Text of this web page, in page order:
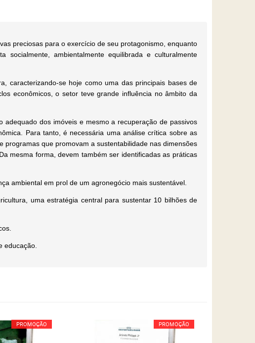
preciosas para o exercício de seu protagonismo, enquanto
ambientalmente equilibrada e culturalmente
caracterizando-se hoje como uma das principais bases de
econômicos, o setor teve grande influência no âmbito da
adequado dos imóveis e mesmo a recuperação de passivos
Para tanto, é necessária uma análise crítica sobre as
que promovam a sustentabilidade nas dimensões
mesma forma, devem também ser identificadas as práticas
ambiental em prol de um agronegócio mais sustentável.
uma estratégia central para sustentar 10 bilhões de
educação.
PROMOÇÃO PROMOÇÃO